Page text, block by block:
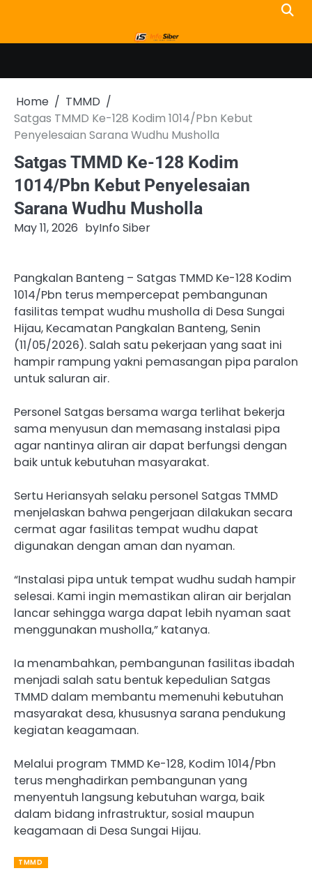
content
Home
TMMD
Satgas TMMD Ke-128 Kodim 1014/Pbn Kebut
Penyelesaian Sarana Wudhu Musholla
Satgas TMMD Ke-128 Kodim
1014/Pbn Kebut Penyelesaian
Sarana Wudhu Musholla
May 11, 2026 byInfo Siber
Pangkalan Banteng – Satgas TMMD Ke-128 Kodim
1014/Pbn terus mempercepat pembangunan
fasilitas tempat wudhu musholla di Desa Sungai
Hijau, Kecamatan Pangkalan Banteng, Senin
(11/05/2026). Salah satu pekerjaan yang saat ini
hampir rampung yakni pemasangan pipa paralon
untuk saluran air.
Personel Satgas bersama warga terlihat bekerja
sama menyusun dan memasang instalasi pipa
agar nantinya aliran air dapat berfungsi dengan
baik untuk kebutuhan masyarakat.
Sertu Heriansyah selaku personel Satgas TMMD
menjelaskan bahwa pengerjaan dilakukan secara
cermat agar fasilitas tempat wudhu dapat
digunakan dengan aman dan nyaman.
“Instalasi pipa untuk tempat wudhu sudah hampir
selesai. Kami ingin memastikan aliran air berjalan
lancar sehingga warga dapat lebih nyaman saat
menggunakan musholla,” katanya.
Ia menambahkan, pembangunan fasilitas ibadah
menjadi salah satu bentuk kepedulian Satgas
TMMD dalam membantu memenuhi kebutuhan
masyarakat desa, khususnya sarana pendukung
kegiatan keagamaan.
Melalui program TMMD Ke-128, Kodim 1014/Pbn
terus menghadirkan pembangunan yang
menyentuh langsung kebutuhan warga, baik
dalam bidang infrastruktur, sosial maupun
keagamaan di Desa Sungai Hijau.
TMMD